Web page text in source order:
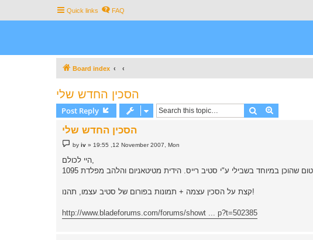
Quick links FAQ
Board index
הסכין החדש שלי
Post Reply Search
הסכין החדש שלי
P
o
t
byiv » 19:55 ,12 November 2007, Mon
היי לכולם,
קצת על הסכין עצמה + תמונות בפורום של סטיב עצמו, תהנו!
http://www.bladeforums.com/forums/showt ... p?t=502385